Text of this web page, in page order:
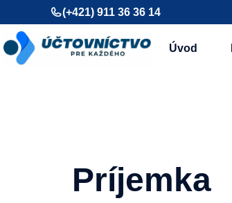
Preskočiť
na
obsah
(+421) 911 36 36 14
Úvod
Príjemka